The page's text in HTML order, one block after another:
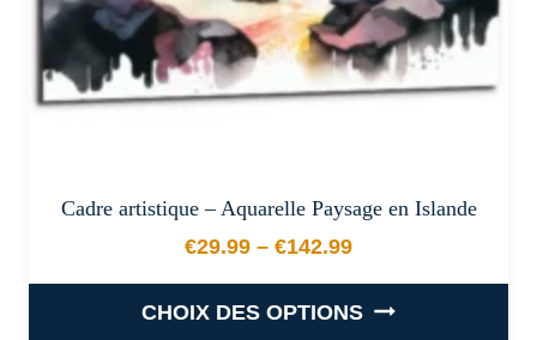
page
du
produit
Cadre artistique – Aquarelle Paysage en Islande
€29.99 – €142.99
Plage de prix : €29.99 à
CHOIX DES OPTIONS